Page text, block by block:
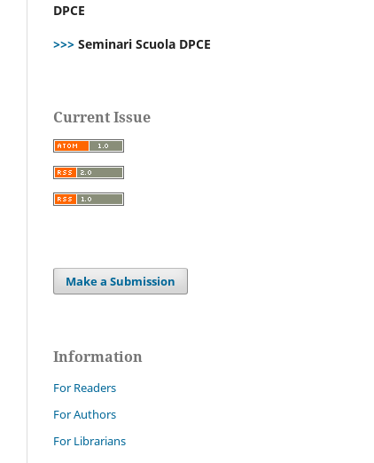
DPCE
>>> Seminari Scuola DPCE
Current Issue
Make a Submission
Information
For Readers
For Authors
For Librarians